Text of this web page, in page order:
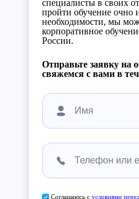
специалисты в своих
пройти обучение очно
необходимости, мы
корпоративное
России.
Отправьте заявку на
свяжемся с вами в
Соглашаюсь с условиями